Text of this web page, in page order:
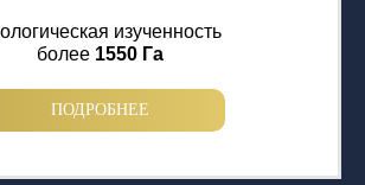
изученность
более 1550 Га
ПОДРОБНЕЕ